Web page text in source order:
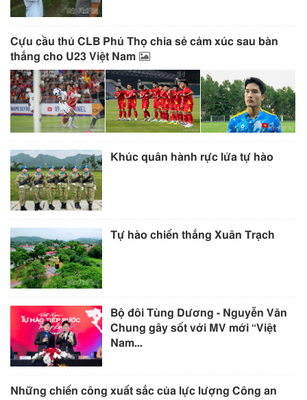
Cựu cầu thủ CLB Phú Thọ chia sẻ cảm xúc sau bàn
thắng cho U23 Việt Nam
Khúc quân hành rực lửa tự hào
Tự hào chiến thắng Xuân Trạch
Bộ đôi Tùng Dương - Nguyễn Văn
Chung gây sốt với MV mới “Việt
Nam...
Những chiến công xuất sắc của lực lượng Công an